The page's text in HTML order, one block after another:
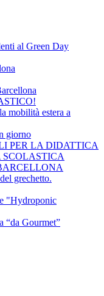
al Green Day
mobilità estera a
giorno
PER LA DIDATTICA
grechetto.
"Hydroponic
“da Gourmet”